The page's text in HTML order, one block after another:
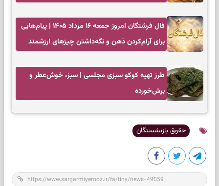
فال فرشتگان امروز جمعه ۱۶ مرداد ۱۴۰۵ | پیام‌هایی
برای آرام‌کردن ذهن و نگه‌داشتن چیزهای ارزشمند
طرز تهیه کوکو سبزی مجلسی | سبز، خوش‌عطر و
برش‌خورده
حقوق بازنشستگان